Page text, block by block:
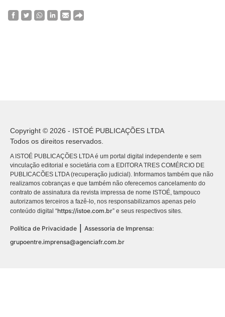
Copyright © 2026 - ISTOÉ PUBLICAÇÕES LTDA
Todos os direitos reservados.
A ISTOÉ PUBLICAÇÕES LTDA é um portal digital independente e sem
vinculação editorial e societária com a EDITORA TRES COMÉRCIO DE
PUBLICACÕES LTDA (recuperação judicial). Informamos também que não
realizamos cobranças e que também não oferecemos cancelamento do
contrato de assinatura da revista impressa de nome ISTOÉ, tampouco
autorizamos terceiros a fazê-lo, nos responsabilizamos apenas pelo
conteúdo digital “https://istoe.com.br” e seus respectivos sites.
Política de Privacidade
Assessoria de Imprensa:
grupoentre.imprensa@agenciafr.com.br